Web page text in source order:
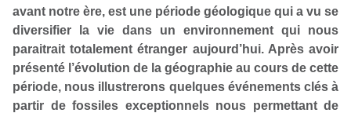
avant notre ère, est une période géologique qui a vu se
diversifier la vie dans un environnement qui nous
paraitrait totalement étranger aujourd’hui. Après avoir
présenté l’évolution de la géographie au cours de cette
période, nous illustrerons quelques événements clés à
partir de fossiles exceptionnels nous permettant de